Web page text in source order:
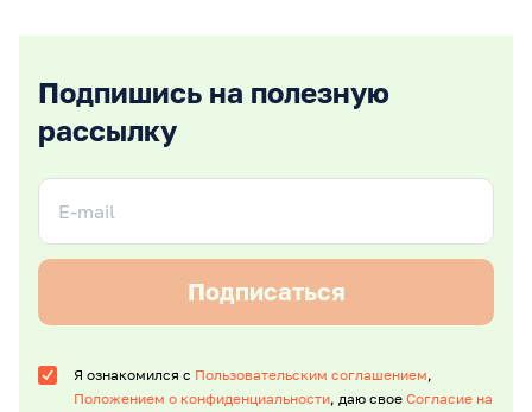
Подпишись на полезную
рассылку
Подписаться
Я ознакомился с Пользовательским соглашением,
Положением о конфиденциальности, даю свое Согласие на